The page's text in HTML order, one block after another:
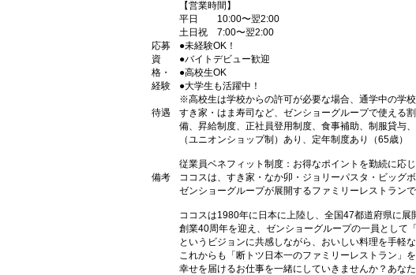
【営業時間】
平日 10:00〜翌2:00
土日祝 7:00〜翌2:00
応募
資
格・
経験
●未経験OK！
●バイトデビュー歓迎
●高校生OK
●大学生も活躍中！
※高校生は学校からの許可が必要な場合、通学中の学
待遇
すき家・はま寿司など、ゼンショーグループで使える
備、昇給制度、正社員登用制度、食事補助、制服貸
（ユニオンショップ制）あり、定年制度あり（65歳）
従業員ベネフィット制度：お得なポイントを勤続に応
備考
ココスは、すき家・なか卯・ジョリーパスタ・ビッグボ
ゼンショーグループが展開するファミリーレストランで
ココスは1980年に日本に上陸し、全国47都道府県に展
創業40周年を迎え、ゼンショーグループの一員として
というビジョンに共感しながら、おいしい料理を手軽
これからも「断トツ日本一のファミリーレストラン」
幸せを届けるお仕事を一緒にしていきませんか？あな